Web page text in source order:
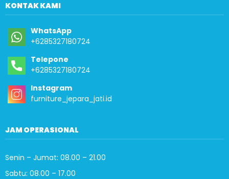
KONTAK KAMI
WhatsApp
+6285327180724
Telepone
+6285327180724
Instagram
furniture_jepara_jati.id
JAM OPERASIONAL
Senin – Jumat: 08.00 – 21.00
Sabtu: 08.00 – 17.00